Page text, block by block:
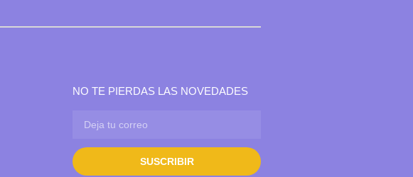
NO TE PIERDAS LAS NOVEDADES
SUSCRIBIR